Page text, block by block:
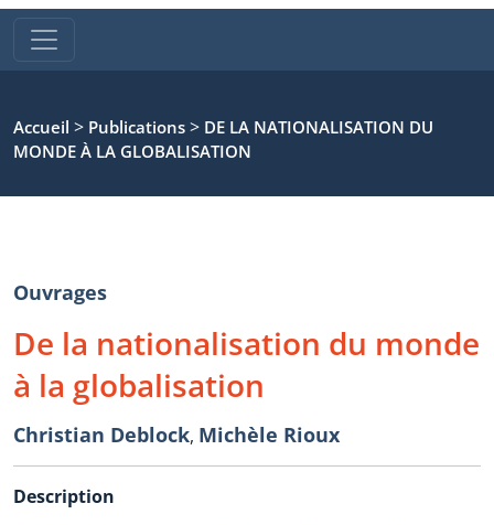
Accueil > Publications > DE LA NATIONALISATION DU
MONDE À LA GLOBALISATION
Ouvrages
De la nationalisation du monde
à la globalisation
Christian Deblock, Michèle Rioux
Description